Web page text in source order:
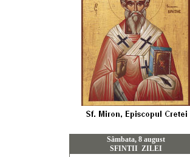
Sâmbata, 8 august
SFINTII ZILEI